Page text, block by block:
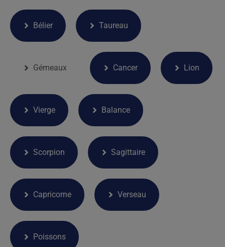
Bélier Taureau
Gémeaux Cancer Lion
Vierge Balance
Scorpion Sagittaire
Capricorne Verseau
Poissons